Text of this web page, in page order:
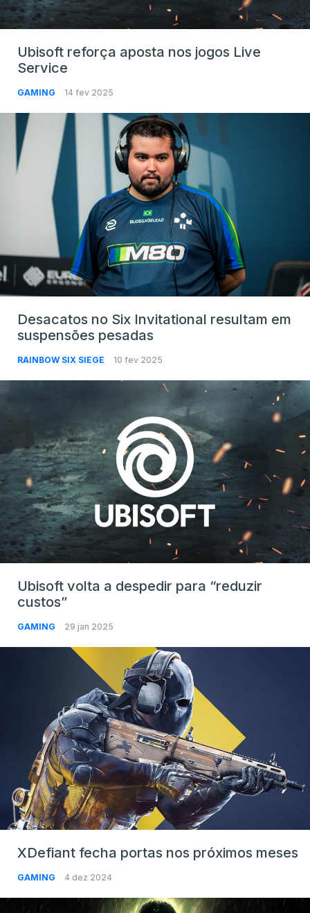
Ubisoft reforça aposta nos jogos Live
Service
GAMING 14 fev 2025
Desacatos no Six Invitational resultam em
suspensões pesadas
RAINBOW SIX SIEGE 10 fev 2025
Ubisoft volta a despedir para “reduzir
custos”
GAMING 29 jan 2025
XDefiant fecha portas nos próximos meses
GAMING 4 dez 2024